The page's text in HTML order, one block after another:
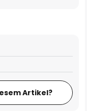
Artikel?